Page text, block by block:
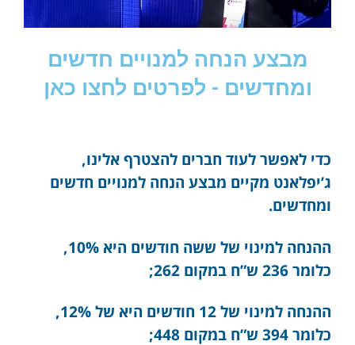
מבצע הנחה למנויים חדשים
ומחדשים - לפרטים לחצו כאן
כדי לאפשר לעוד חברים להצטרף אלינו,
ג’יפלאנט מקיים מבצע הנחה למנויים חדשים
ומחדשים.
ההנחה למינוי של ששה חודשים היא 10%,
כלומר 236 ש”ח במקום 262;
ההנחה למינוי של 12 חודשים היא של 12%,
כלומר 394 ש”ח במקום 448;